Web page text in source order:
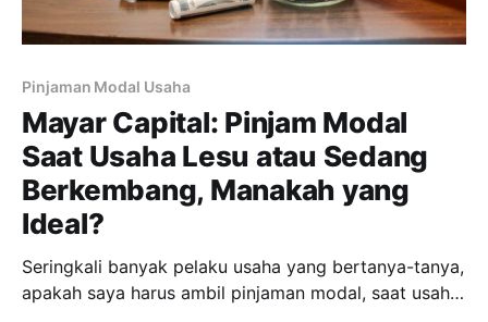
Pinjaman Modal Usaha
Mayar Capital: Pinjam Modal
Saat Usaha Lesu atau Sedang
Berkembang, Manakah yang
Ideal?
Seringkali banyak pelaku usaha yang bertanya-tanya,
apakah saya harus ambil pinjaman modal, saat usaha